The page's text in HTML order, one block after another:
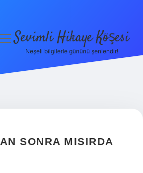
Sevimli Hikaye Köşesi
Neşeli bilgilerle gününü şenlendir!
SONRA MISIRDA